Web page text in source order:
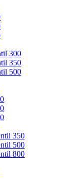
300
350
500
350
500
800